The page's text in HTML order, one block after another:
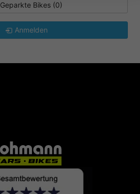
Geparkte Bikes (0)
Anmelden